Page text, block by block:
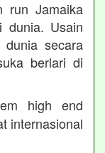
run Jamaika
dunia. Usain
secara
berlari di
high end
internasional